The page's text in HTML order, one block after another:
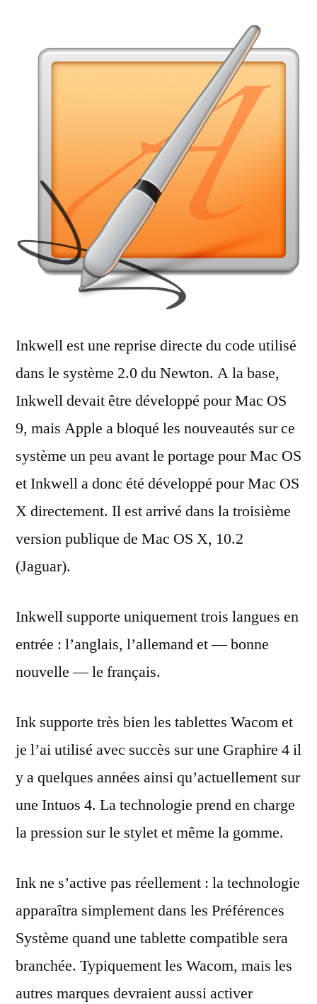
Inkwell est une reprise directe du code utilisé
dans le système 2.0 du Newton. A la base,
Inkwell devait être développé pour Mac OS
9, mais Apple a bloqué les nouveautés sur ce
système un peu avant le portage pour Mac OS
et Inkwell a donc été développé pour Mac OS
X directement. Il est arrivé dans la troisième
version publique de Mac OS X, 10.2
(Jaguar).
Inkwell supporte uniquement trois langues en
entrée : l’anglais, l’allemand et — bonne
nouvelle — le français.
Ink supporte très bien les tablettes Wacom et
je l’ai utilisé avec succès sur une Graphire 4 il
y a quelques années ainsi qu’actuellement sur
une Intuos 4. La technologie prend en charge
la pression sur le stylet et même la gomme.
Ink ne s’active pas réellement : la technologie
apparaîtra simplement dans les Préférences
Système quand une tablette compatible sera
branchée. Typiquement les Wacom, mais les
autres marques devraient aussi activer